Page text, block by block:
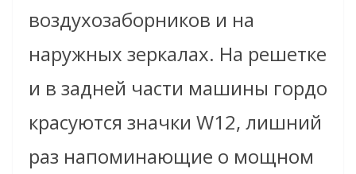
воздухозаборников и на
наружных зеркалах. На решетке
и в задней части машины гордо
красуются значки W12, лишний
раз напоминающие о мощном